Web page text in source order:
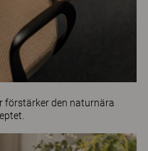
förstärker den naturnära